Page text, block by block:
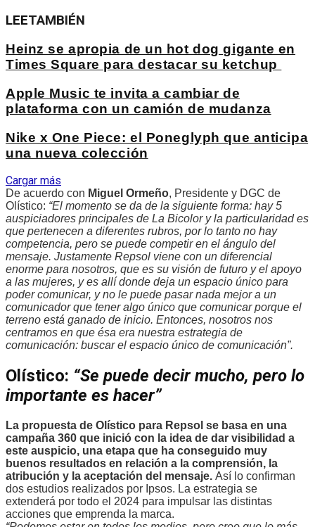
LEETAMBIÉN
Heinz se apropia de un hot dog gigante en
Times Square para destacar su ketchup
Apple Music te invita a cambiar de
plataforma con un camión de mudanza
Nike x One Piece: el Poneglyph que anticipa
una nueva colección
Cargar más
De acuerdo con Miguel Ormeño, Presidente y DGC de
Olístico: “El momento se da de la siguiente forma: hay 5
auspiciadores principales de La Bicolor y la particularidad es
que pertenecen a diferentes rubros, por lo tanto no hay
competencia, pero se puede competir en el ángulo del
mensaje. Justamente Repsol viene con un diferencial
enorme para nosotros, que es su visión de futuro y el apoyo
a las mujeres, y es allí donde deja un espacio único para
poder comunicar, y no le puede pasar nada mejor a un
comunicador que tener algo único que comunicar porque el
terreno está ganado de inicio. Entonces, nosotros nos
centramos en que ésa era nuestra estrategia de
comunicación: buscar el espacio único de comunicación”.
Olístico: “Se puede decir mucho, pero lo
importante es hacer”
La propuesta de Olístico para Repsol se basa en una
campaña 360 que inició con la idea de dar visibilidad a
este auspicio, una etapa que ha conseguido muy
buenos resultados en relación a la comprensión, la
atribución y la aceptación del mensaje. Así lo confirman
dos estudios realizados por Ipsos. La estrategia se
extenderá por todo el 2024 para impulsar las distintas
acciones que emprenda la marca.